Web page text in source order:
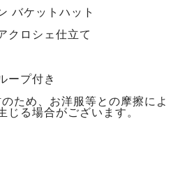
バケットハット
クロシェ仕立て
ープ付き
ため、お洋服等との摩擦によ
じる場合がございます。